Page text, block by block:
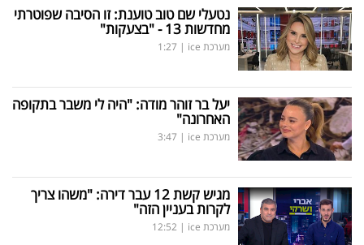
נטעלי שם טוב טוענת: זו הסיבה שפוטרתי
מחדשות 13 - "בצעקות"
מערכת ice |
1:27
יעל בר זוהר מודה: "היה לי משבר בתקופה
האחרונה"
מערכת ice |
3:47
מגיש קשת 12 עבר דירה: "משהו צריך
לקרות בעניין הזה"
מערכת ice |
12:52